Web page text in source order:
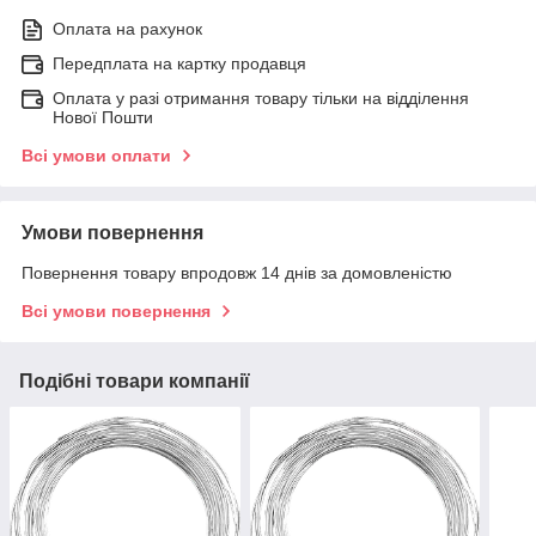
Оплата на рахунок
Передплата на картку продавця
Оплата у разі отримання товару тільки на відділення
Нової Пошти
Всі умови оплати
Умови повернення
Повернення товару впродовж 14 днів за домовленістю
Всі умови повернення
Подібні товари компанії